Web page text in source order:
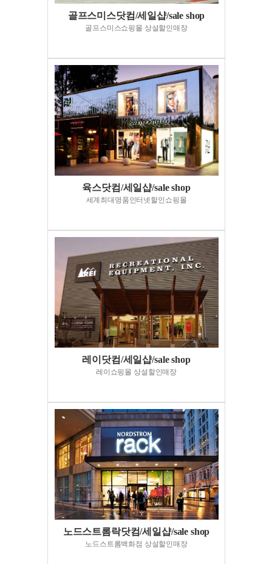
골프스미스닷컴/세일샵/sale shop
골프스미스쇼핑몰 상설할인매장
육스닷컴/세일샵/sale shop
세계최대명품인터넷할인쇼핑몰
레이닷컴/세일샵/sale shop
레이쇼핑몰 상설할인매장
노드스트롬락닷컴/세일샵/sale shop
노드스트롬백화점 상설할인매장